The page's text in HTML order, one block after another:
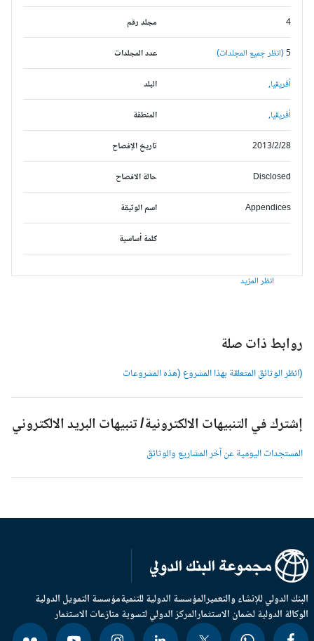
مجلد رقم
عدد المجلدات (انظر جميع المجلدات)
البلد أفريقيا,
المنطقة أفريقيا,
تاريخ الإفصاح 2013/2/28
حالة الافصاح Disclosed
اسم الوثيقة Appendices
كلمة أساسية
انظر المزيد
روابط ذات صلة
(انظر الوثائق المتعلقة بهذا المشروع (هذه المشروعات
إشترك في التنبيهات الالكترونية/ تنبيهات البريد الالكتروني
المستجدات اليومية عن آخر المشاريع والوثائق
الدولي للإنشاء والتعميرالمؤسسة الدولية للتنميةمؤسسة التمويل الدولية
الدولية لضمان الاستثمارالمركز الدولي لتسوية منازعات الاستثمار